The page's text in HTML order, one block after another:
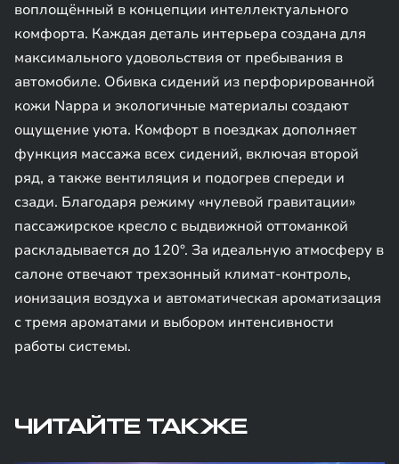
воплощённый в концепции интеллектуального
комфорта. Каждая деталь интерьера создана для
максимального удовольствия от пребывания в
автомобиле. Обивка сидений из перфорированной
кожи Nappa и экологичные материалы создают
ощущение уюта. Комфорт в поездках дополняет
функция массажа всех сидений, включая второй
ряд, а также вентиляция и подогрев спереди и
сзади. Благодаря режиму «нулевой гравитации»
пассажирское кресло с выдвижной оттоманкой
раскладывается до 120°. За идеальную атмосферу в
салоне отвечают трехзонный климат-контроль,
ионизация воздуха и автоматическая ароматизация
с тремя ароматами и выбором интенсивности
работы системы.
ЧИТАЙТЕ ТАКЖЕ